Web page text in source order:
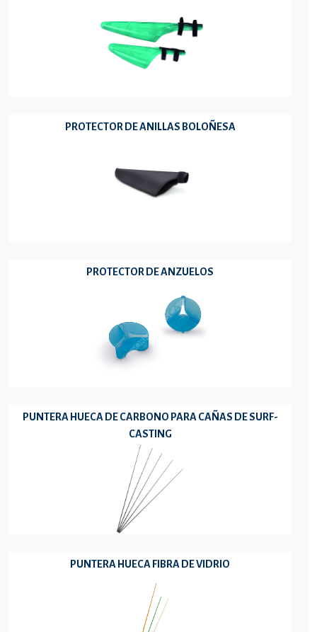
PROTECTOR DE ANILLAS BOLOÑESA
PROTECTOR DE ANZUELOS
PUNTERA HUECA DE CARBONO PARA CAÑAS DE SURF-
CASTING
PUNTERA HUECA FIBRA DE VIDRIO